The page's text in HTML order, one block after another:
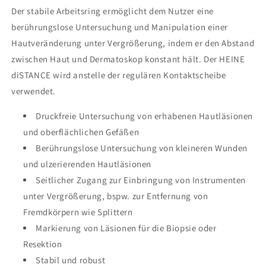
Der stabile Arbeitsring ermöglicht dem Nutzer eine
berührungslose Untersuchung und Manipulation einer
Hautveränderung unter Vergrößerung, indem er den Abstand
zwischen Haut und Dermatoskop konstant hält. Der HEINE
diSTANCE wird anstelle der regulären Kontaktscheibe
verwendet.
Druckfreie Untersuchung von erhabenen Hautläsionen
und oberflächlichen Gefäßen
Berührungslose Untersuchung von kleineren Wunden
und ulzerierenden Hautläsionen
Seitlicher Zugang zur Einbringung von Instrumenten
unter Vergrößerung, bspw. zur Entfernung von
Fremdkörpern wie Splittern
Markierung von Läsionen für die Biopsie oder
Resektion
Stabil und robust